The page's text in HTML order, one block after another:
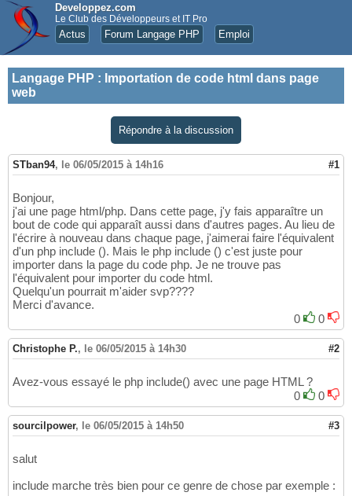
Developpez.com
Le Club des Développeurs et IT Pro
Actus Forum Langage PHP Emploi
Langage PHP : Importation de code html dans page
web
Répondre à la discussion
STban94, le 06/05/2015 à 14h16 #1
Bonjour,
j'ai une page html/php. Dans cette page, j'y fais apparaître un
bout de code qui apparaît aussi dans d'autres pages. Au lieu de
l'écrire à nouveau dans chaque page, j'aimerai faire l'équivalent
d'un php include (). Mais le php include () c'est juste pour
importer dans la page du code php. Je ne trouve pas
l'équivalent pour importer du code html.
Quelqu'un pourrait m'aider svp????
Merci d'avance.
0
0
Christophe P., le 06/05/2015 à 14h30 #2
Avez-vous essayé le php include() avec une page HTML ?
0
0
sourcilpower, le 06/05/2015 à 14h50 #3
salut
include marche très bien pour ce genre de chose par exemple :